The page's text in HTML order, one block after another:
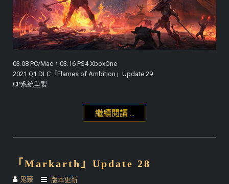
03.08 PC/Mac，03.16 PS4 XboxOne
2021.Q1 DLC「Flames of Ambition」Update 29
CP系統重製
繼續閱讀 ...
「Markarth」Update 28
鬼豪 版本更新